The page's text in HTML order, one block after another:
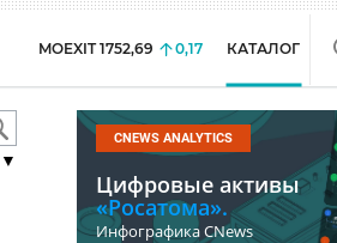
MOEXIT 1752,69 0,17 КАТАЛОГ
CNEWS ANALYTICS
Цифровые активы
«Росатома».
Инфографика CNews